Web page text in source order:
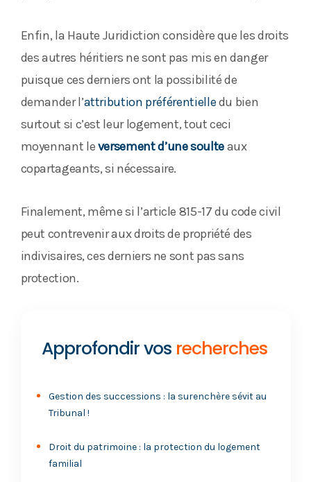
Enfin, la Haute Juridiction considère que les droits
des autres héritiers ne sont pas mis en danger
puisque ces derniers ont la possibilité de
demander l’attribution préférentielledu bien
surtout si c’est leur logement, tout ceci
moyennant leversement d’une soulteaux
copartageants, si nécessaire.
Finalement, même si l’article 815-17 du code civil
peut contrevenir aux droits de propriété des
indivisaires, ces derniers ne sont pas sans
protection.
Approfondir vos recherches
Gestion des successions : la surenchère sévit au
Tribunal !
Droit du patrimoine : la protection du logement
familial